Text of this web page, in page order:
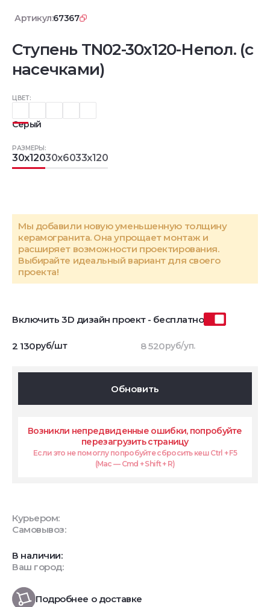
Артикул:67367
Ступень TN02-30x120-Непол. (с
насечками)
ЦВЕТ:
Серый
РАЗМЕРЫ:
30x12030x6033x120
Мы добавили новую уменьшенную толщину
керамогранита. Она упрощает монтаж и
расширяет возможности проектирования.
Выбирайте идеальный вариант для своего
проекта!
Включить 3D дизайн проект - бесплатно
2 130руб/шт 8 520руб/уп.
Обновить
Возникли непредвиденные ошибки, попробуйте
перезагрузить страницу
Если это не помоглу попробуйте сбросить кеш Ctrl + F5
(Mac — Cmd + Shift + R)
Курьером:
Самовывоз:
В наличии:
Ваш город:
Подробнее о доставке